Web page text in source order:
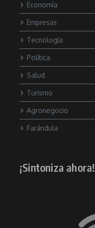
Economía
Empresas
Tecnología
Política
Salud
Turismo
Agronegocio
Farándula
¡Sintoniza ahora!